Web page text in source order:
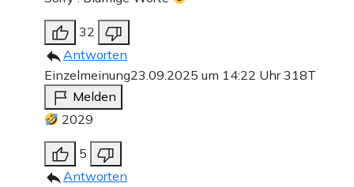
32
Antworten
Einzelmeinung23.09.2025 um 14:22 Uhr318T
Melden
2029
5
Antworten